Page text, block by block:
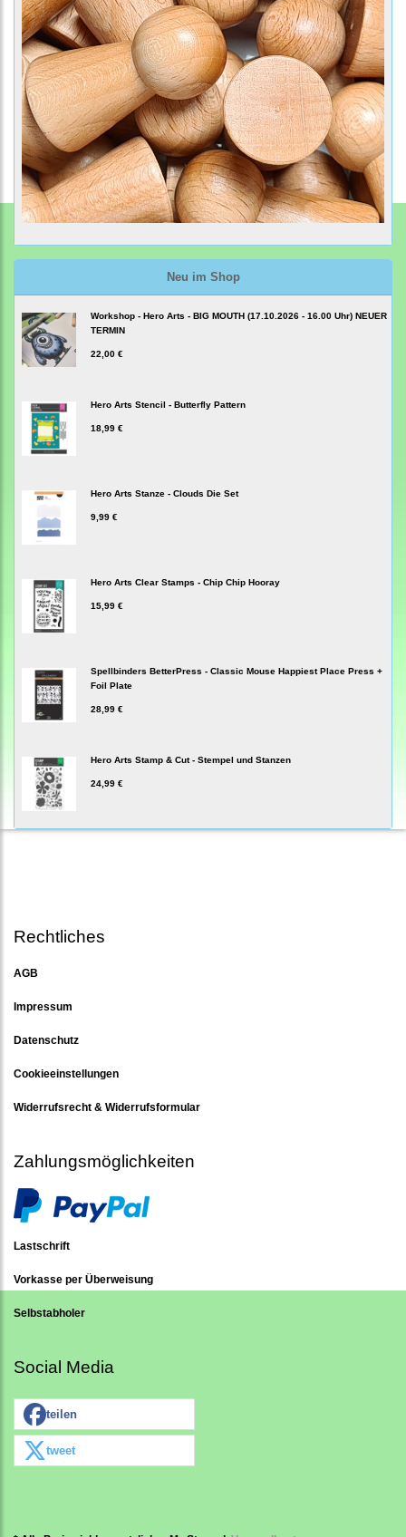
Neu im Shop
Workshop - Hero Arts - BIG MOUTH (17.10.2026 - 16.00 Uhr) NEUER
TERMIN
22,00 €
Hero Arts Stencil - Butterfly Pattern
18,99 €
Hero Arts Stanze - Clouds Die Set
9,99 €
Hero Arts Clear Stamps - Chip Chip Hooray
15,99 €
Spellbinders BetterPress - Classic Mouse Happiest Place Press +
Foil Plate
28,99 €
Hero Arts Stamp & Cut - Stempel und Stanzen
24,99 €
Rechtliches
AGB
Impressum
Datenschutz
Cookieeinstellungen
Widerrufsrecht & Widerrufsformular
Zahlungsmöglichkeiten
Lastschrift
Vorkasse per Überweisung
Selbstabholer
Social Media
teilen
tweet